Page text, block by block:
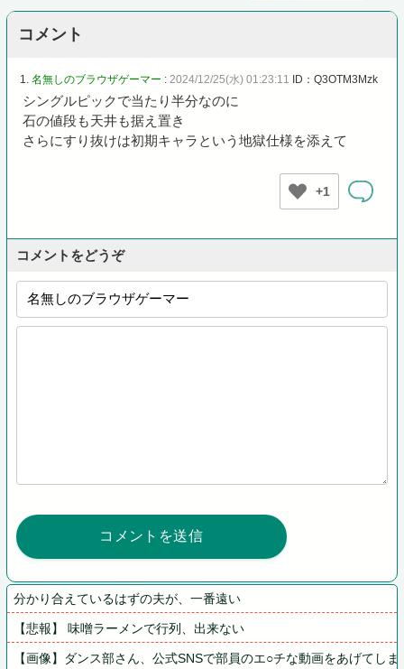
コメント
1. 名無しのブラウザゲーマー : 2024/12/25(水) 01:23:11 ID：Q3OTM3Mzk
シングルピックで当たり半分なのに
石の値段も天井も据え置き
さらにすり抜けは初期キャラという地獄仕様を添えて
+1
コメントをどうぞ
分かり合えているはずの夫が、一番遠い
【悲報】 味噌ラーメンで行列、出来ない
【画像】ダンス部さん、公式SNSで部員のエ○チな動画をあげてし